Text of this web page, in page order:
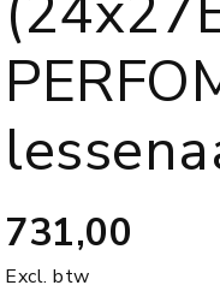
731,00
Excl. btw